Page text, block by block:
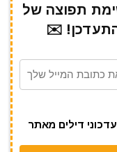
תפוצה של
✉️
דילים מאתר